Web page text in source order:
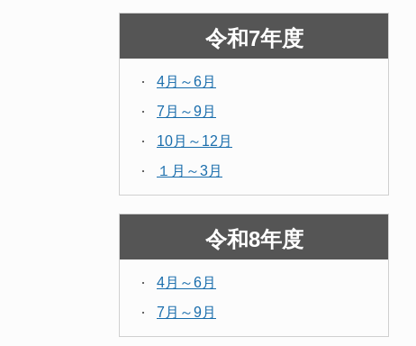
令和7年度
4月～6月
7月～9月
10月～12月
１月～3月
令和8年度
4月～6月
7月～9月